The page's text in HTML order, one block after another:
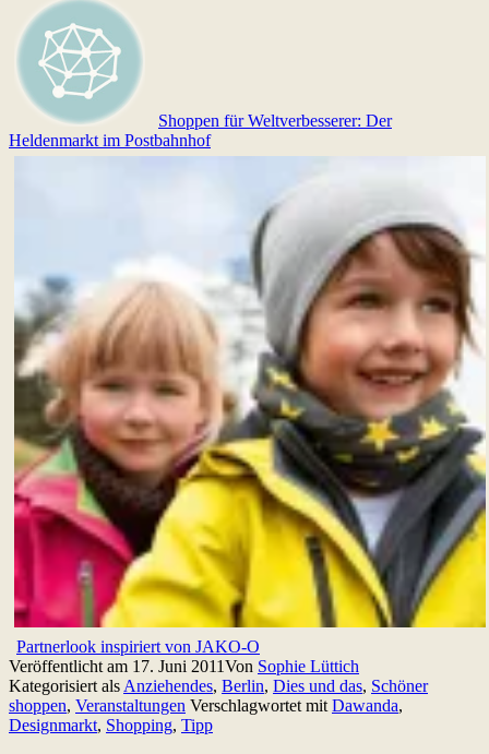
Shoppen für Weltverbesserer: Der
Heldenmarkt im Postbahnhof
Partnerlook inspiriert von JAKO-O
Veröffentlicht am 17. Juni 2011Von Sophie Lüttich
Kategorisiert alsAnziehendes, Berlin, Dies und das, Schöner
shoppen, Veranstaltungen Verschlagwortet mitDawanda,
Designmarkt, Shopping, Tipp